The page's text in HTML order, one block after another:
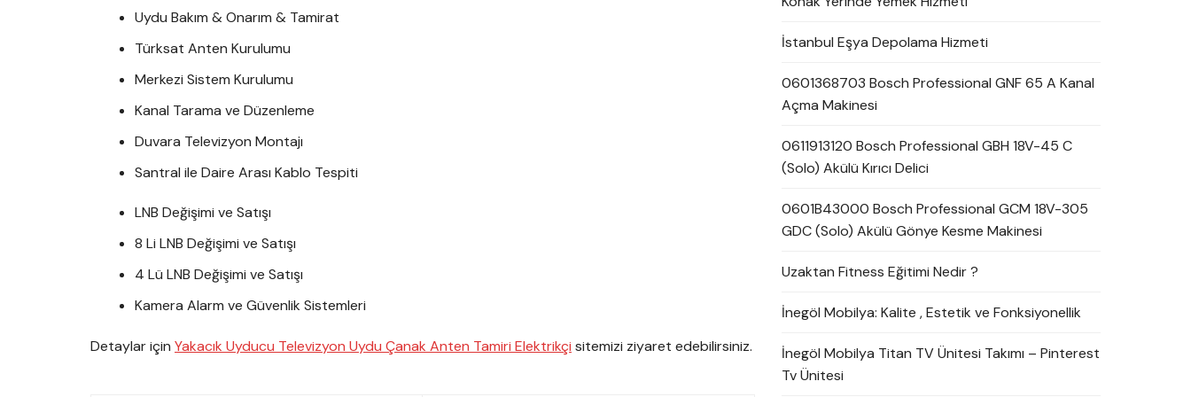
Uydu Bakım & Onarım & Tamirat
Türksat Anten Kurulumu
Merkezi Sistem Kurulumu
Kanal Tarama ve Düzenleme
Duvara Televizyon Montajı
Santral ile Daire Arası Kablo Tespiti
LNB Değişimi ve Satışı
8 Li LNB Değişimi ve Satışı
4 Lü LNB Değişimi ve Satışı
Kamera Alarm ve Güvenlik Sistemleri
Detaylar için Yakacık Uyducu Televizyon Uydu Çanak Anten Tamiri Elektrikçi sitemizi ziyaret edebilirsiniz.
İstanbul Eşya Depolama Hizmeti
0601368703 Bosch Professional GNF 65 A Kanal
Açma Makinesi
0611913120 Bosch Professional GBH 18V-45 C
(Solo) Akülü Kırıcı Delici
0601B43000 Bosch Professional GCM 18V-305
GDC (Solo) Akülü Gönye Kesme Makinesi
Uzaktan Fitness Eğitimi Nedir ?
İnegöl Mobilya: Kalite , Estetik ve Fonksiyonellik
İnegöl Mobilya Titan TV Ünitesi Takımı – Pinterest
Tv Ünitesi